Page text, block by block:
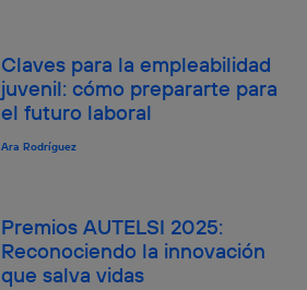
Claves para la empleabilidad
juvenil: cómo prepararte para
el futuro laboral
Ara Rodríguez
Premios AUTELSI 2025:
Reconociendo la innovación
que salva vidas